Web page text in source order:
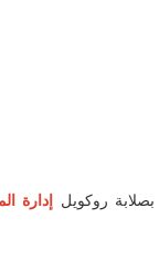
بصلابة روكويل إدارة